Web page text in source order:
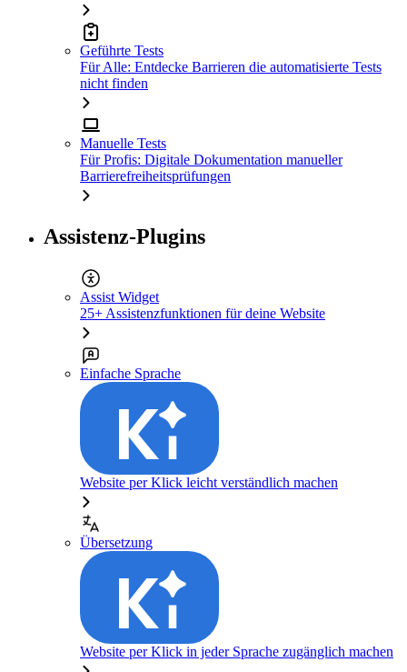
Geführte Tests
Für Alle: Entdecke Barrieren die automatisierte Tests
nicht finden
Manuelle Tests
Für Profis: Digitale Dokumentation manueller
Barrierefreiheitsprüfungen
Assistenz-Plugins
Assist Widget
25+ Assistenzfunktionen für deine Website
Einfache Sprache
Website per Klick leicht verständlich machen
Übersetzung
Website per Klick in jeder Sprache zugänglich machen